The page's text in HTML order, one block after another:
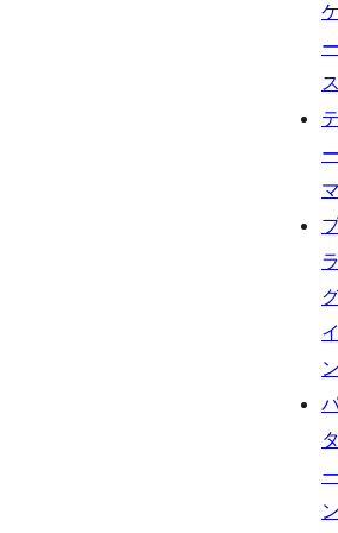
ケ
ー
ス
テ
ー
マ
ラ
イ
ン
タ
ー
ン